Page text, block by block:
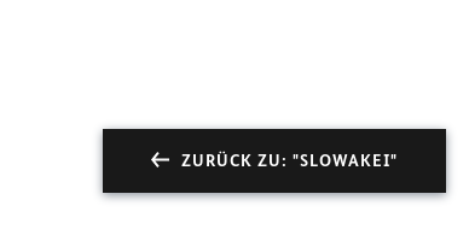
ZURÜCK ZU: "SLOWAKEI"